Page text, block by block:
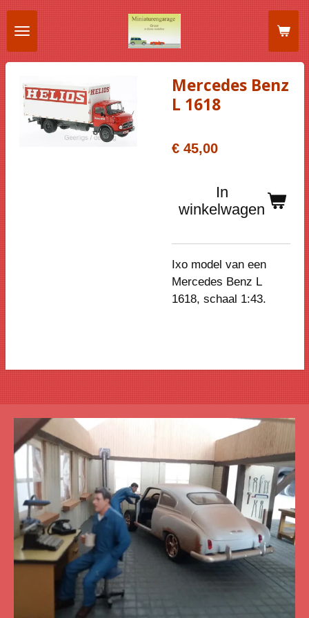
Ga
direct
naar
de
hoofdinhoud
Mercedes Benz
L 1618
€ 45,00
In
winkelwagen
Ixo model van een
Mercedes Benz L
1618, schaal 1:43.